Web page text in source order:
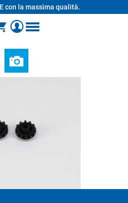
con la massima qualità.